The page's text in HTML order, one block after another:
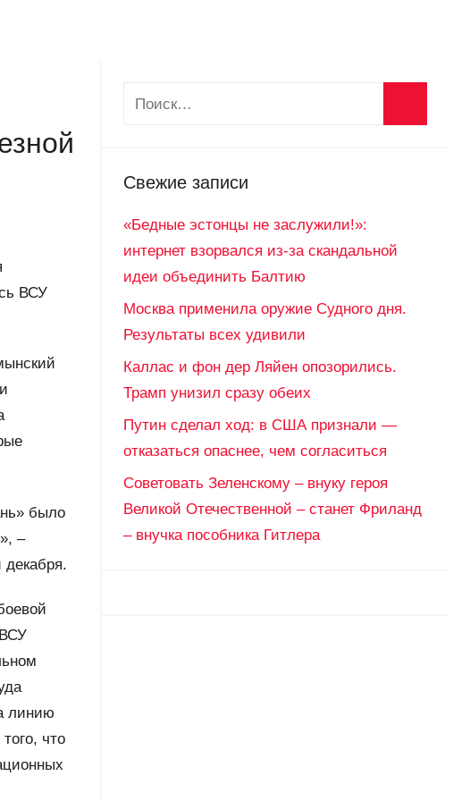
ВСУ
было
–
линию
что
Свежие записи
«Бедные эстонцы не заслужили!»:
интернет взорвался из-за скандальной
идеи объединить Балтию
Москва применила оружие Судного дня.
Результаты всех удивили
Каллас и фон дер Ляйен опозорились.
Трамп унизил сразу обеих
Путин сделал ход: в США признали —
отказаться опаснее, чем согласиться
Советовать Зеленскому – внуку героя
Великой Отечественной – станет Фриланд
– внучка пособника Гитлера